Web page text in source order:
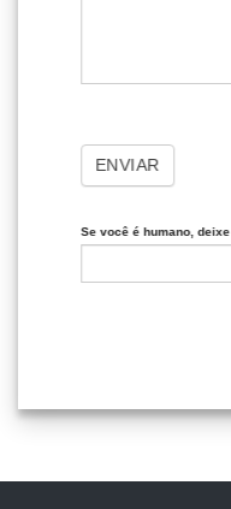
ENVIAR
Se você é humano,